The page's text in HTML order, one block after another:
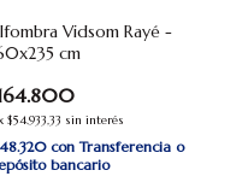
Vidsom Rayé -
cm
$54.933,33 sin interés
con Transferencia o
bancario